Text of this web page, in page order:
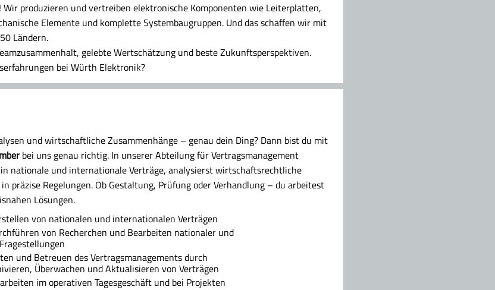
produzieren und vertreiben elektronische Komponenten wie Leiterplatten,
Elemente und komplette Systembaugruppen. Und das schaffen wir mit
Ländern.
gelebte Wertschätzung und beste Zukunftsperspektiven.
bei Würth Elektronik?
und wirtschaftliche Zusammenhänge – genau dein Ding? Dann bist du mit
bei uns genau richtig. In unserer Abteilung für Vertragsmanagement
nationale und internationale Verträge, analysierst wirtschaftsrechtliche
präzise Regelungen. Ob Gestaltung, Prüfung oder Verhandlung – du arbeitest
Lösungen.
von nationalen und internationalen Verträgen
von Recherchen und Bearbeiten nationaler und
und Betreuen des Vertragsmanagements durch
Überwachen und Aktualisieren von Verträgen
im operativen Tagesgeschäft und bei Projekten